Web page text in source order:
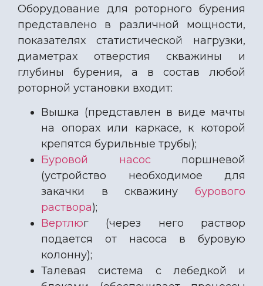
Оборудование для роторного бурения
представлено в различной мощности,
показателях статистической нагрузки,
диаметрах отверстия скважины и
глубины бурения, а в состав любой
роторной установки входит:
Вышка (представлен в виде мачты
на опорах или каркасе, к которой
крепятся бурильные трубы);
Буровой насос поршневой
(устройство необходимое для
закачки в скважину бурового
раствора);
Вертлюг (через него раствор
подается от насоса в буровую
колонну);
Талевая система с лебедкой и